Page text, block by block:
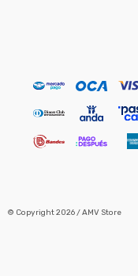
© Copyright 2026 / AMV Store